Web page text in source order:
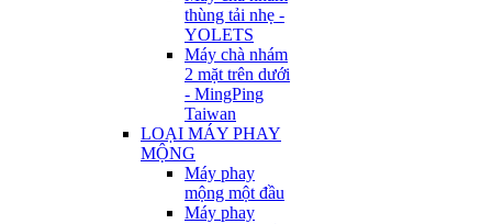
thùng tải nhẹ -
YOLETS
Máy chà nhám
2 mặt trên dưới
- MingPing
Taiwan
LOẠI MÁY PHAY
MỘNG
Máy phay
mộng một đầu
Máy phay